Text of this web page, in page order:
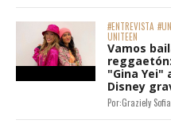
#ENTREVISTA
UNITEEN
Vamos
"Gina Yei"
Disney
Por:Graziely Sofia